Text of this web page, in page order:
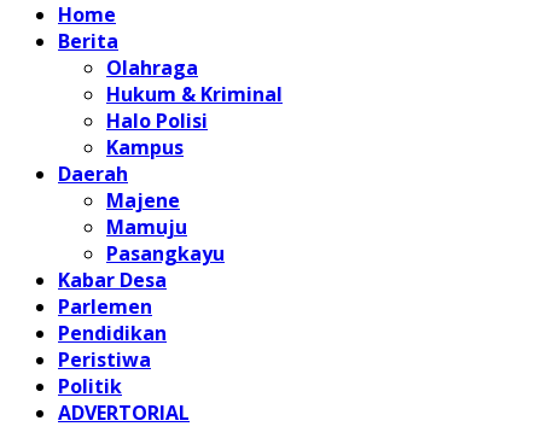
Home
Berita
Olahraga
Hukum & Kriminal
Halo Polisi
Kampus
Daerah
Majene
Mamuju
Pasangkayu
Kabar Desa
Parlemen
Pendidikan
Peristiwa
Politik
ADVERTORIAL